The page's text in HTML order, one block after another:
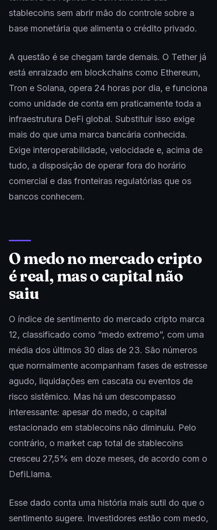
stablecoins sem abrir mão do controle sobre a
base monetária que alimenta o crédito privado.
A questão é se chegam tarde demais. O Tether já
está enraizado em blockchains como Ethereum,
Tron e Solana, opera 24 horas por dia, e funciona
como unidade de conta em praticamente toda a
infraestrutura DeFi global. Substituir isso exige
mais do que uma marca bancária conhecida.
Exige interoperabilidade, velocidade e, acima de
tudo, a disposição de operar fora do horário
comercial e das fronteiras regulatórias que os
bancos conhecem.
O medo no mercado cripto
é real, mas o capital não
saiu
O índice de sentimento do mercado cripto marca
12, classificado como “medo extremo”, com uma
média dos últimos 30 dias de 23. São números
que normalmente acompanham fases de estresse
agudo, liquidações em cascata ou eventos de
risco sistêmico. Mas há um descompasso
interessante: apesar do medo, o capital
estacionado em stablecoins não diminuiu. Pelo
contrário, o market cap total de stablecoins
cresceu 27,5% em doze meses, de acordo com o
DefiLlama.
Esse dado conta uma história mais sutil do que o
sentimento sugere. Investidores estão com medo,